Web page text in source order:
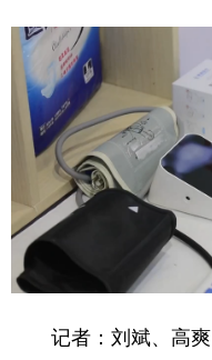
记者：刘斌、高爽